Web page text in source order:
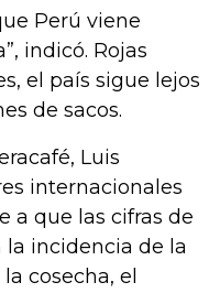
Perú viene
indicó. Rojas
el país sigue lejos
de sacos.
Luis
internacionales
a que las cifras de
incidencia de la
cosecha, el